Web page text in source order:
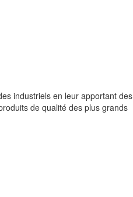
industriels en leur apportant des
de qualité des plus grands